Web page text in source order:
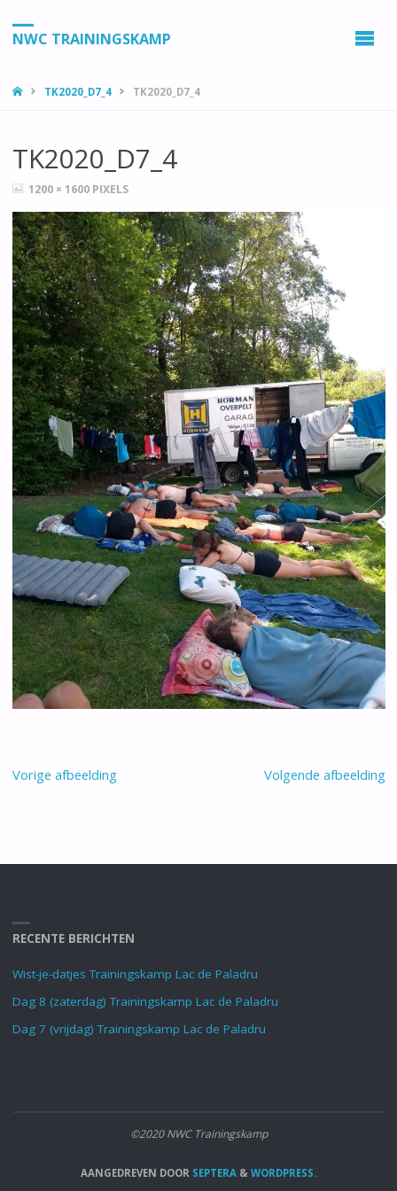
NWC TRAININGSKAMP
HOMETK2020_D7_4 TK2020_D7_4
TK2020_D7_4
VOLLEDIGE
1200 × 1600 PIXELS
Vorige afbeelding Volgende afbeelding
RECENTE BERICHTEN
Wist-je-datjes Trainingskamp Lac de Paladru
Dag 8 (zaterdag) Trainingskamp Lac de Paladru
Dag 7 (vrijdag) Trainingskamp Lac de Paladru
©2020 NWC Trainingskamp
AANGEDREVEN DOOR SEPTERA & WORDPRESS.